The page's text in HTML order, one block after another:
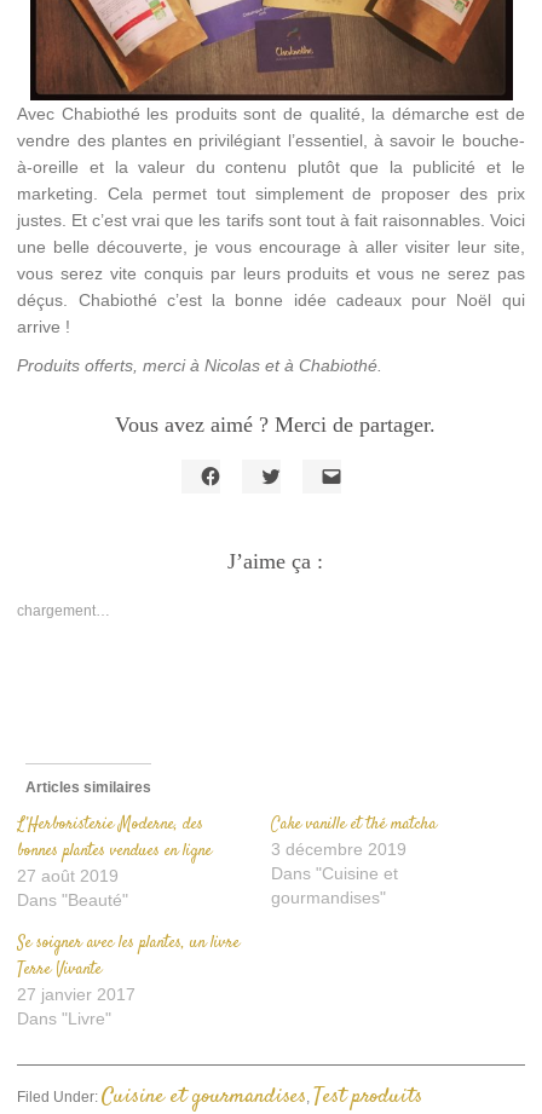
Avec Chabiothé les produits sont de qualité, la démarche est de
vendre des plantes en privilégiant l’essentiel, à savoir le bouche-
à-oreille et la valeur du contenu plutôt que la publicité et le
marketing. Cela permet tout simplement de proposer des prix
justes. Et c’est vrai que les tarifs sont tout à fait raisonnables. Voici
une belle découverte, je vous encourage à aller visiter leur site,
vous serez vite conquis par leurs produits et vous ne serez pas
déçus. Chabiothé c’est la bonne idée cadeaux pour Noël qui
arrive !
Produits offerts, merci à Nicolas et à Chabiothé.
Vous avez aimé ? Merci de partager.
Facebook(ouvre
dans
Twitter(ouvre
dans
J’aime ça :
chargement…
Articles similaires
L’Herboristerie Moderne, des
bonnes plantes vendues en ligne
27 août 2019
Dans "Beauté"
Cake vanille et thé matcha
3 décembre 2019
Dans "Cuisine et
gourmandises"
Se soigner avec les plantes, un livre
Terre Vivante
27 janvier 2017
Dans "Livre"
Filed Under:Cuisine et gourmandises, Test produits